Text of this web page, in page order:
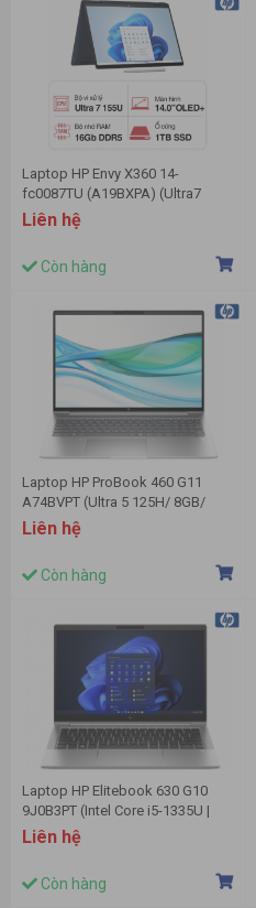
Laptop HP Envy X360 14-
fc0087TU (A19BXPA) (Ultra7
155U/16GB RAM/1TB SSD/14
2.8K Cảm ứng/Bút/Win11/Xanh)
Liên hệ
Còn hàng
Laptop HP ProBook 460 G11
A74BVPT (Ultra 5 125H/ 8GB/
512GB SSD/ 16 inch WUXGA/
Win11/ Silver/ Vỏ nhôm)
Liên hệ
Còn hàng
Laptop HP Elitebook 630 G10
9J0B3PT (Intel Core i5-1335U |
8GB | 512GB | Intel UHD | 13.3
inch FHD | Win 11 | Bạc)
Liên hệ
Còn hàng